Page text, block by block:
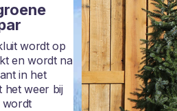
wordt op
en wordt na
in het
het weer bij
wordt